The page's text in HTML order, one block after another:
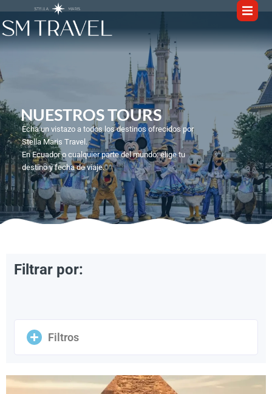
NUESTROS TOURS​
Echa un vistazo a todos los destinos ofrecidos por
Stella Maris Travel.
En Ecuador o cualquier parte del mundo: elige tu
destino y fecha de viaje.
Filtrar por:
Filtros